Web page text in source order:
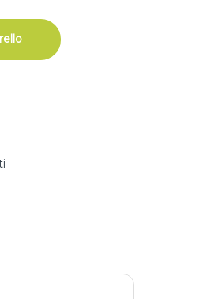
-160mc/h quantity